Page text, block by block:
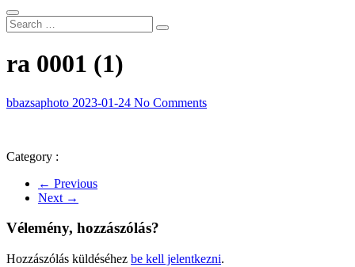
ra 0001 (1)
bbazsaphoto 2023-01-24 No Comments
Category :
← Previous
Next →
Vélemény, hozzászólás?
Hozzászólás küldéséhez be kell jelentkezni.